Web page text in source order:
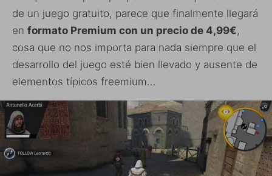
de un juego gratuito, parece que finalmente llegará
en formato Premium con un precio de 4,99€,
cosa que no nos importa para nada siempre que el
desarrollo del juego esté bien llevado y ausente de
elementos típicos freemium…